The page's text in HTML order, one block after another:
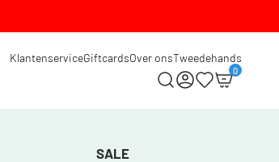
KlantenserviceGiftcardsOver onsTweedehands
0
SALE